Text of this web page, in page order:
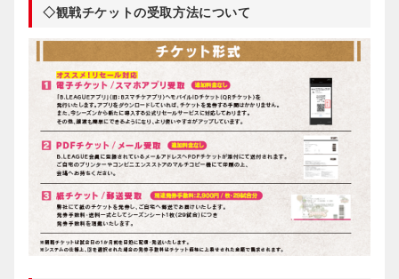
◇観戦チケットの受取方法について